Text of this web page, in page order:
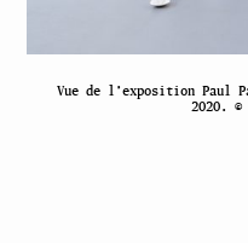
Vue de l’exposition Paul
2020. ©